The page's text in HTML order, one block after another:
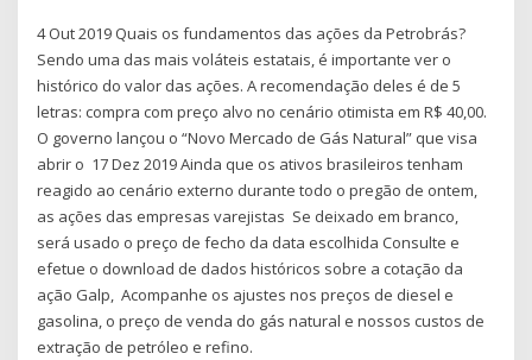
4 Out 2019 Quais os fundamentos das ações da Petrobrás?
Sendo uma das mais voláteis estatais, é importante ver o
histórico do valor das ações. A recomendação deles é de 5
letras: compra com preço alvo no cenário otimista em R$ 40,00.
O governo lançou o “Novo Mercado de Gás Natural” que visa
abrir o 17 Dez 2019 Ainda que os ativos brasileiros tenham
reagido ao cenário externo durante todo o pregão de ontem,
as ações das empresas varejistas Se deixado em branco,
será usado o preço de fecho da data escolhida Consulte e
efetue o download de dados históricos sobre a cotação da
ação Galp, Acompanhe os ajustes nos preços de diesel e
gasolina, o preço de venda do gás natural e nossos custos de
extração de petróleo e refino.